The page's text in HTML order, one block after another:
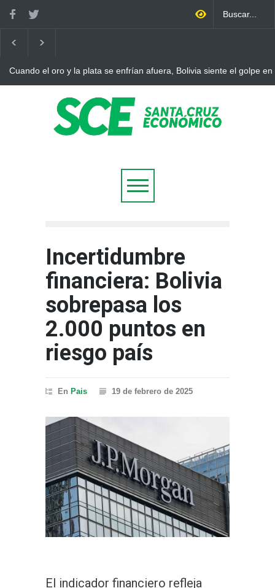
Cuando el oro y la plata se enfrían afuera, Bolivia siente el golpe en
Incertidumbre
financiera: Bolivia
sobrepasa los
2.000 puntos en
riesgo país
En Pais 19 de febrero de 2025
El indicador financiero refleja